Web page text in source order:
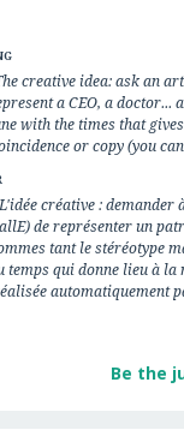
creative idea: ask an
a CEO, a doctor...
with the times that
or copy (you
créative :
de représenter un
tant le stéréotype
temps qui donne lieu à la
automatiquement
Be the